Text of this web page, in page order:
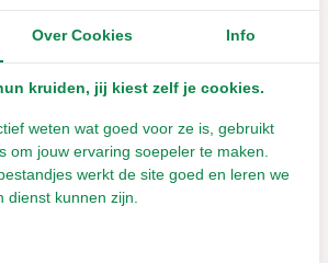
-
Warmtelamp
Lampenkap met 5 m
Over Cookies Info
kruiden, jij kiest zelf je cookies.
weten wat goed voor ze is, gebruikt
om jouw ervaring soepeler te maken.
werkt de site goed en leren we
dienst kunnen zijn.